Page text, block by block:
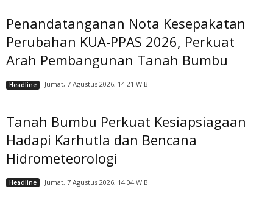
Penandatanganan Nota Kesepakatan
Perubahan KUA-PPAS 2026, Perkuat
Arah Pembangunan Tanah Bumbu
Headline Jumat, 7 Agustus 2026, 14:21 WIB
Tanah Bumbu Perkuat Kesiapsiagaan
Hadapi Karhutla dan Bencana
Hidrometeorologi
Headline Jumat, 7 Agustus 2026, 14:04 WIB